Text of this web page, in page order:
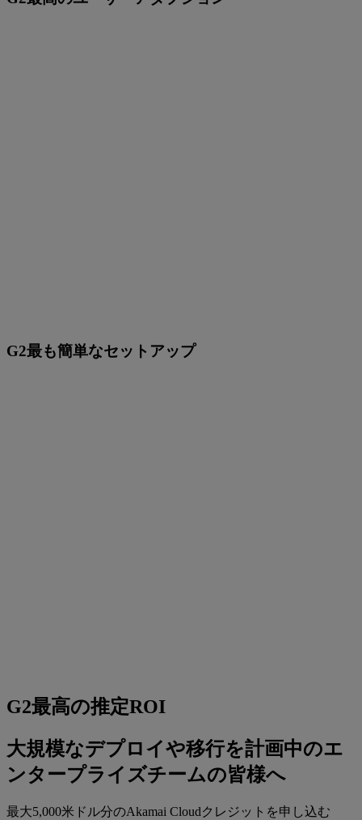
G2最も簡単なセットアップ
G2最高の推定ROI
大規模なデプロイや移行を計画中のエ
ンタープライズチームの皆様へ
最大5,000米ドル分のAkamai Cloudクレジットを申し込む